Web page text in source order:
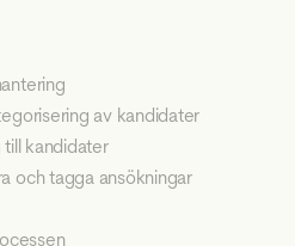
av kandidater
kandidater
och tagga ansökningar